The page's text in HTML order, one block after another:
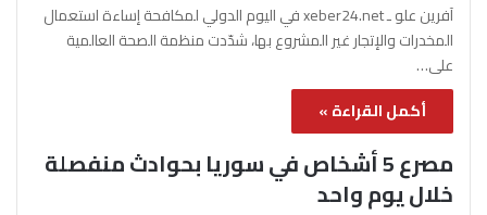
آفرين علو ـ xeber24.net في اليوم الدولي لمكافحة إساءة استعمال
المخدرات والإتجار غير المشروع بها، شدّدت منظمة الصحة العالمية
على…
أكمل القراءة »
مصرع 5 أشخاص في سوريا بحوادث منفصلة
خلال يوم واحد